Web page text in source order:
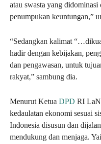
atau swasta yang
penumpukan keuntungan,”
“Sedangkan kalimat
hadir dengan kebijakan,
dan pengawasan, untuk
rakyat,” sambung dia.
Menurut Ketua DPD RI
kedaulatan ekonomi sesuai
Indonesia disusun dan
mendukung dan menjaga.